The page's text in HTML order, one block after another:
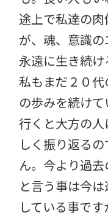
途上で私達の
が、魂、意識
永遠に生き続
私もまだ２０
の歩みを続け
行くと大方の
しく振り返る
ん。今より過
と言う事は今
している事で